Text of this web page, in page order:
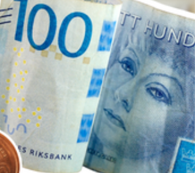
Socialdemokraterna går i motsatt riktning. Via det
kommunala bostadsbolaget